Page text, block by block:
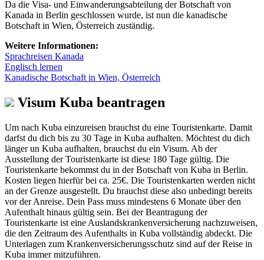
Da die Visa- und Einwanderungsabteilung der Botschaft von
Kanada in Berlin geschlossen wurde, ist nun die kanadische
Botschaft in Wien, Österreich zuständig.
Weitere Informationen:
Sprachreisen Kanada
Englisch lernen
Kanadische Botschaft in Wien, Österreich
Visum Kuba beantragen
Um nach Kuba einzureisen brauchst du eine Touristenkarte. Damit
darfst du dich bis zu 30 Tage in Kuba aufhalten. Möchtest du dich
länger un Kuba aufhalten, brauchst du ein Visum. Ab der
Ausstellung der Touristenkarte ist diese 180 Tage gültig. Die
Touristenkarte bekommst du in der Botschaft von Kuba in Berlin.
Kosten liegen hierfür bei ca. 25€. Die Touristenkarten werden nicht
an der Grenze ausgestellt. Du brauchst diese also unbedingt bereits
vor der Anreise. Dein Pass muss mindestens 6 Monate über den
Aufenthalt hinaus gültig sein. Bei der Beantragung der
Touristenkarte ist eine Auslandskrankenversicherung nachzuweisen,
die den Zeitraum des Aufenthalts in Kuba vollständig abdeckt. Die
Unterlagen zum Krankenversicherungsschutz sind auf der Reise in
Kuba immer mitzuführen.